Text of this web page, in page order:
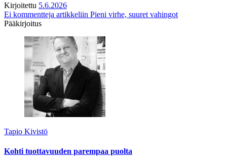
Kirjoitettu 5.6.2026
Ei kommentteja artikkeliin Pieni virhe, suuret vahingot
Pääkirjoitus
Tapio Kivistö
Kohti tuottavuuden parempaa puolta